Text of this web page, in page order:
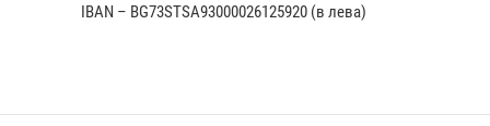
IBAN – BG73STSA93000026125920 (в лева)